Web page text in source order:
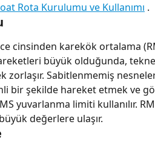
Rota Kurulumu ve Kullanımı .
cinsinden karekök ortalama
büyük olduğunda,
zorlaşır. Sabitlenmemiş
bir şekilde hareket etmek ve
yuvarlanma limiti kullanılır.
değerlere ulaşır.